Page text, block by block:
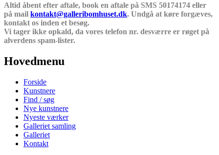
Altid åbent efter aftale, book en aftale på SMS 50174174 eller
på mail kontakt@galleribomhuset.dk. Undgå at køre forgæves,
kontakt os inden et besøg.
Vi tager ikke opkald, da vores telefon nr. desværre er røget på
alverdens spam-lister.
Hovedmenu
Forside
Kunstnere
Find / søg
Nye kunstnere
Nyeste værker
Galleriet samling
Galleriet
Kontakt